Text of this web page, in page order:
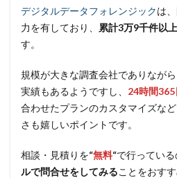
デジタルデータフォレンジックは
力を有しており、 累計3万9千件以
す。
規模が大きな調査会社でありなが
実績もあるようですし、 24時間365
合わせたプランのカスタマイズな
さも嬉しいポイントです。
相談・見積りを“無料“で行ってい
ルで問合せをしてみることをおすす